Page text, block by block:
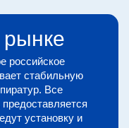
российское
стабильную
Все
установку и